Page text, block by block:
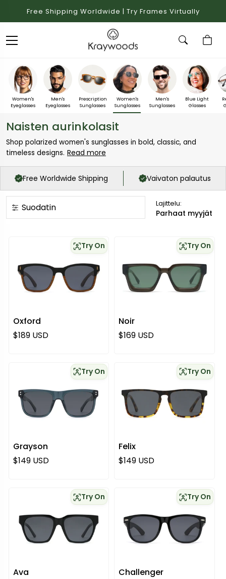
Free Shipping Worldwide | Try Frames Virtually
Women's
Eyeglasses
Men's
Eyeglasses
Prescription
Sunglasses
Women's
Sunglasses
Men's
Sunglasses
Blue Light
Glasses
Naisten aurinkolasit
Shop polarized women's sunglasses in bold, classic, and
timeless designs. Read more
Free Worldwide Shipping Vaivaton palautus
Lajittelu:
Suodatin
Oxford
Try On
Normaali hinta
$189 USD
Noir
Try On
Normaali hinta
$169 USD
Grayson
Try On
Normaali hinta
$149 USD
Felix
Try On
Normaali hinta
$149 USD
Ava
Try On
Challenger
Try On